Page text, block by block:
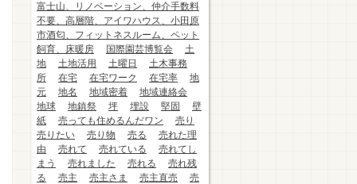
富士山、リノベーション、仲介手数料
不要、高層階、アイワハウス、小田原
市酒匂、フィットネスルーム、ペット
飼育、床暖房
国際園芸博覧会
土
地
土地活用 土曜日
土木事務
所
在宅 在宅ワーク 在宅率
地
元
地名 地域密着
地域連絡会
地球
地鎮祭 坪 埋設 堅固
壁
紙
売っても住めるんだワン
売り
売りたい
売り物 売る
売れた理
由
売れて 売れている
売れてし
まう
売れました 売れる
売れ残
る
売主 売主さま 売主直売
売